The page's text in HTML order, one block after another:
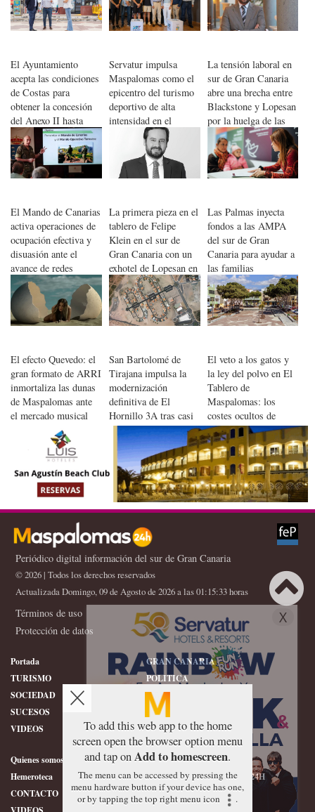
El Ayuntamiento
acepta las condiciones
de Costas para
obtener la concesión
del Anexo II hasta
2055 y avanzar en su
modernización
Servatur impulsa
Maspalomas como el
epicentro del turismo
deportivo de alta
intensidad en el
Atlántico
La tensión laboral en
sur de Gran Canaria
abre una brecha entre
Blackstone y Lopesan
por la huelga de las
camareras de pisos
El Mando de Canarias
activa operaciones de
ocupación efectiva y
disuasión ante el
avance de redes
criminales en su
flanco sur
La primera pieza en el
tablero de Felipe
Klein en el sur de
Gran Canaria con un
exhotel de Lopesan en
San Agustín
Las Palmas inyecta
fondos a las AMPA
del sur de Gran
Canaria para ayudar a
las familias
El efecto Quevedo: el
gran formato de ARRI
inmortaliza las dunas
de Maspalomas ante
el mercado musical
San Bartolomé de
Tirajana impulsa la
modernización
definitiva de El
Hornillo 3A tras casi
cuatro décadas de
espera
El veto a los gatos y
la ley del polvo en El
Tablero de
Maspalomas: los
costes ocultos de
curar la emergencia
habitacional en el sur
Periódico digital información del sur de Gran Canaria
© 2026 | Todos los derechos reservados
Actualizada Domingo, 09 de Agosto de 2026 a las 01:15:33 horas
Términos de uso
Protección de datos
Portada
GRAN CANARIA
TURISMO
POLITICA
SOCIEDAD
DEPORTES
SUCESOS
HISTORIA
VIDEOS
CONFIDENCIAL
Quienes somos
SERVICIOS
Hemeroteca
ÉTICA DE MASPALOMAS24H
CONTACTO
FOTOGRAFIAS
X
To add this web app to the home
screen open the browser option menu
and tap onAdd to homescreen.
The menu can be accessed by pressing the
menu hardware button if your device has one,
or by tapping the top right menu icon
.